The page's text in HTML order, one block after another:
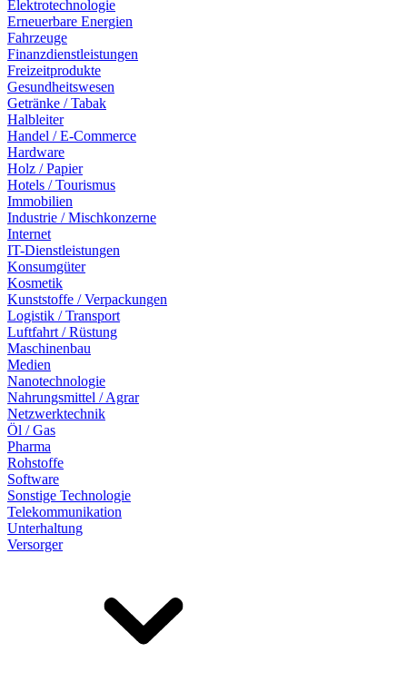
Elektrotechnologie
Erneuerbare Energien
Fahrzeuge
Finanzdienstleistungen
Freizeitprodukte
Gesundheitswesen
Getränke / Tabak
Halbleiter
Handel / E-Commerce
Hardware
Holz / Papier
Hotels / Tourismus
Immobilien
Industrie / Mischkonzerne
Internet
IT-Dienstleistungen
Konsumgüter
Kosmetik
Kunststoffe / Verpackungen
Logistik / Transport
Luftfahrt / Rüstung
Maschinenbau
Medien
Nanotechnologie
Nahrungsmittel / Agrar
Netzwerktechnik
Öl / Gas
Pharma
Rohstoffe
Software
Sonstige Technologie
Telekommunikation
Unterhaltung
Versorger